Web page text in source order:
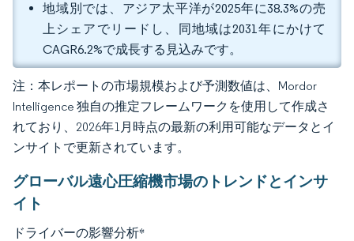
地域別では、アジア太平洋が2025年に38.3%の売
上シェアでリードし、同地域は2031年にかけて
CAGR6.2%で成長する見込みです。
注：本レポートの市場規模および予測数値は、Mordor
Intelligence 独自の推定フレームワークを使用して作成さ
れており、2026年1月時点の最新の利用可能なデータとイ
ンサイトで更新されています。
グローバル遠心圧縮機市場のトレンドとインサ
イト
ドライバーの影響分析*